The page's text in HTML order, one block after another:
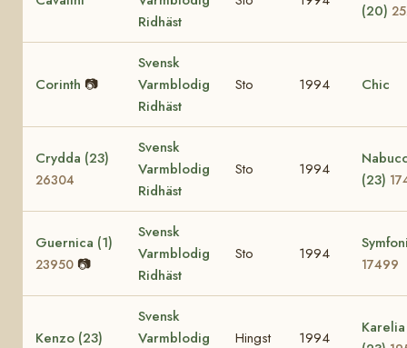
Ridhäst
(20)
Corinth 📷
Svensk
Varmblodig
Ridhäst
Sto 1994 Chic
Crydda (23)
26304
Svensk
Varmblodig
Ridhäst
Sto 1994
(23)
Guernica (1)
23950 📷
Svensk
Varmblodig
Ridhäst
Sto 1994
17499
Kenzo (23)
Svensk
Varmblodig
Hingst 1994
Karelia